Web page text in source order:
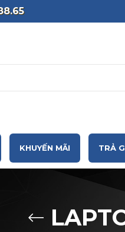
KHUYẾN MÃI TRẢ